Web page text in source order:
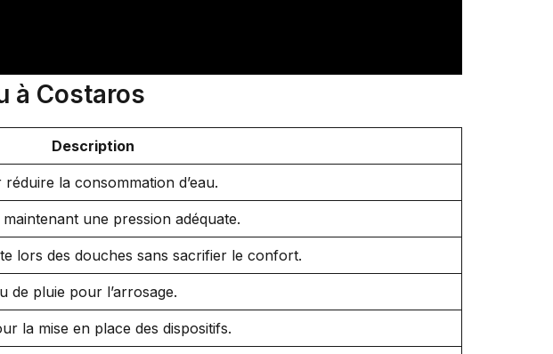
à Costaros
Description
la consommation d’eau.
une pression adéquate.
lors des douches sans sacrifier le confort.
de pluie pour l’arrosage.
la mise en place des dispositifs.